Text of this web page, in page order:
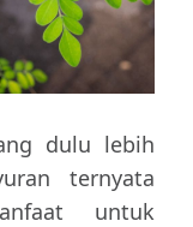
dulu lebih
ternyata
untuk